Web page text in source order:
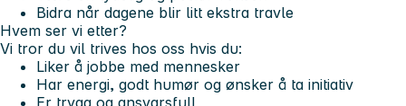
Bidra når dagene blir litt ekstra travle
Hvem ser vi etter?
Vi tror du vil trives hos oss hvis du:
Liker å jobbe med mennesker
Har energi, godt humør og ønsker å ta initiativ
Er trygg og ansvarsfull